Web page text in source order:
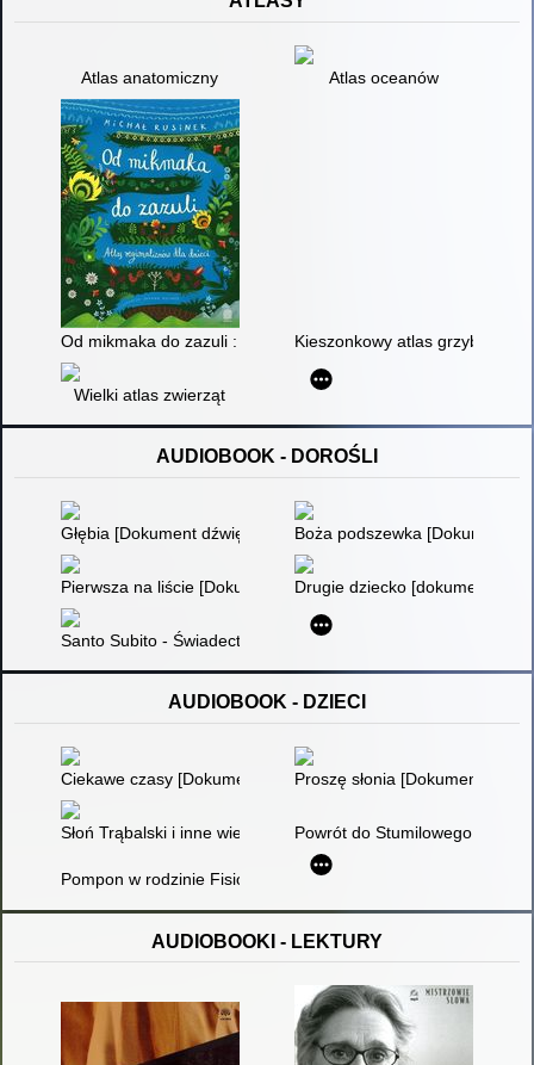
Atlas anatomiczny Atlas oceanów
Od mikmaka do zazuli : atlas regionalizmów dla dzieci
Kieszonkowy atlas grzybów.
Wielki atlas zwierząt
AUDIOBOOK - DOROŚLI
Głębia [Dokument dźwiękowy] Boża podszewka [Dokument
Pierwsza na liście [Dokument dźwiękowy]Drugie dziecko [dokument
Santo Subito - Świadectwo : kardynała Stanisława Dziwisza
AUDIOBOOK - DZIECI
Ciekawe czasy [Dokument dźwiękowy]Proszę słonia [Dokument
Słoń Trąbalski i inne wiersze [Dokument dźwiękowy]
Powrót do Stumilowego Lasu
Pompon w rodzinie Fisiów [Audiobook]
AUDIOBOOKI - LEKTURY